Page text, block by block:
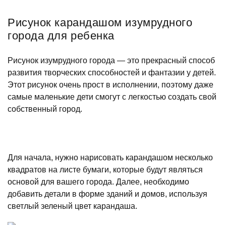
Рисунок карандашом изумрудного
города для ребенка
Рисунок изумрудного города — это прекрасный способ
развития творческих способностей и фантазии у детей.
Этот рисунок очень прост в исполнении, поэтому даже
самые маленькие дети смогут с легкостью создать свой
собственный город.
Для начала, нужно нарисовать карандашом несколько
квадратов на листе бумаги, которые будут являться
основой для вашего города. Далее, необходимо
добавить детали в форме зданий и домов, используя
светлый зеленый цвет карандаша.